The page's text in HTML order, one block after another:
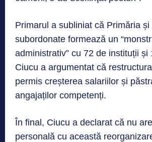
Primarul a subliniat că Primăria
subordonate formează un
administrativ” cu 72 de instituții și
Ciucu a argumentat că
permis creșterea salariilor și
angajaților competenți.
În final, Ciucu a declarat că nu
personală cu această